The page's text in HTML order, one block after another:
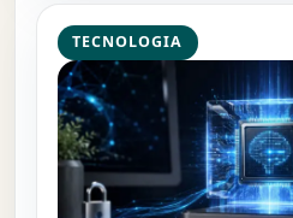
TECNOLOGIA